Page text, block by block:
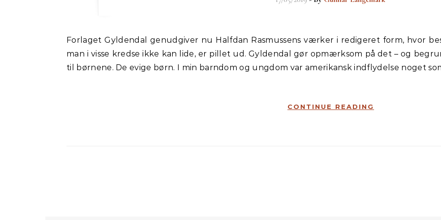
Forlaget Gyldendal genudgiver nu Halfdan Rasmussens værker i redigeret form, hvor bestemte digte med bestemte ord, som
man i visse kredse ikke kan lide, er pillet ud. Gyldendal gør opmærksom på det – og
til børnene. De evige børn. I min barndom og ungdom var amerikansk indflydelse noget
CONTINUE READING